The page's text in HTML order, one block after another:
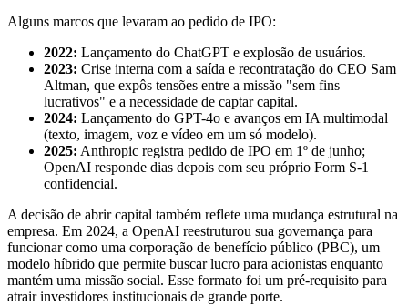
Alguns marcos que levaram ao pedido de IPO:
2022: Lançamento do ChatGPT e explosão de usuários.
2023: Crise interna com a saída e recontratação do CEO Sam
Altman, que expôs tensões entre a missão "sem fins
lucrativos" e a necessidade de captar capital.
2024: Lançamento do GPT-4o e avanços em IA multimodal
(texto, imagem, voz e vídeo em um só modelo).
2025: Anthropic registra pedido de IPO em 1º de junho;
OpenAI responde dias depois com seu próprio Form S-1
confidencial.
A decisão de abrir capital também reflete uma mudança estrutural na
empresa. Em 2024, a OpenAI reestruturou sua governança para
funcionar como uma corporação de benefício público (PBC), um
modelo híbrido que permite buscar lucro para acionistas enquanto
mantém uma missão social. Esse formato foi um pré-requisito para
atrair investidores institucionais de grande porte.